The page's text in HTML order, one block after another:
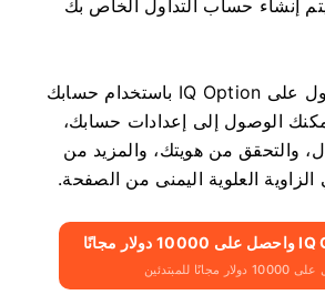
إنشاء حساب التداول الخاص بك
يمكنك الآن بدء التداول على IQ Option باستخدام حسابك
الوصول إلى إعدادات حسابك،
والتحقق من هويتك، والمزيد من
الزاوية العلوية اليمنى من الصفحة.
مجانًا للمبتدئين